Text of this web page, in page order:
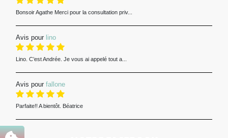
Bonsoir Agathe Merci pour la consultation priv...
Avis pour lino
Lino. C’est Andrée. Je vous ai appelé tout a...
Avis pour fallone
Parfaite!! A bientôt. Béatrice